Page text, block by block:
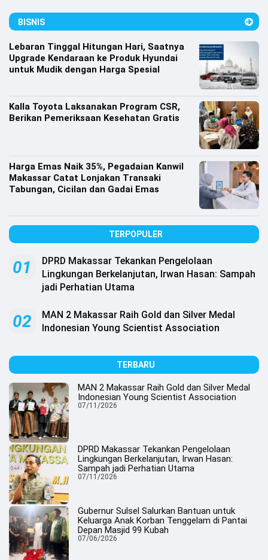
Lifestyle
Olahraga
Opini
©
Copyright
Djournalist.com
Reserved
BISNIS
Lebaran Tinggal Hitungan Hari, Saatnya
Upgrade Kendaraan ke Produk Hyundai
untuk Mudik dengan Harga Spesial
Kalla Toyota Laksanakan Program CSR,
Berikan Pemeriksaan Kesehatan Gratis
Harga Emas Naik 35%, Pegadaian Kanwil
Makassar Catat Lonjakan Transaki
Tabungan, Cicilan dan Gadai Emas
TERPOPULER
01
DPRD Makassar Tekankan Pengelolaan
Lingkungan Berkelanjutan, Irwan Hasan: Sampah
jadi Perhatian Utama
02
MAN 2 Makassar Raih Gold dan Silver Medal
Indonesian Young Scientist Association
TERBARU
MAN 2 Makassar Raih Gold dan Silver Medal
Indonesian Young Scientist Association
07/11/2026
DPRD Makassar Tekankan Pengelolaan
Lingkungan Berkelanjutan, Irwan Hasan:
Sampah jadi Perhatian Utama
07/11/2026
Gubernur Sulsel Salurkan Bantuan untuk
Keluarga Anak Korban Tenggelam di Pantai
Depan Masjid 99 Kubah
07/06/2026